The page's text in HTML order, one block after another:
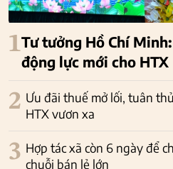
1Tư tưởng Hồ Chí
động lực mới cho HTX
2 Ưu đãi thuế mở lối, tuân
HTX vươn xa
3 Hợp tác xã còn 6 ngày để
chuỗi bán lẻ lớn